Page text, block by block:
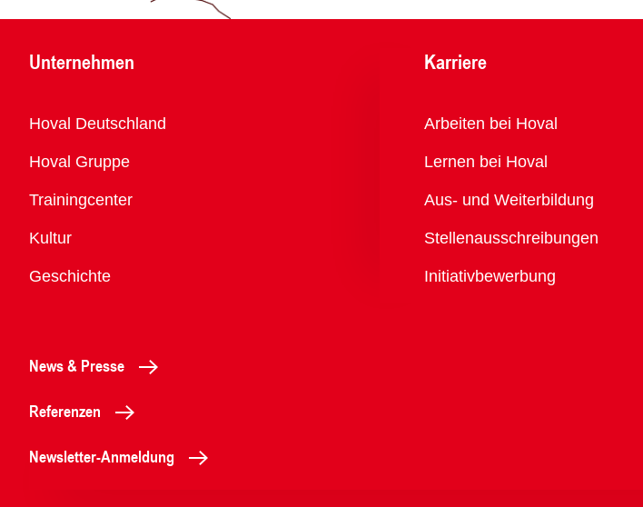
Unternehmen
Übersicht
Hoval Deutschland
Hoval Gruppe
Trainingcenter
Kultur
Geschichte
Karriere
Übersicht
Arbeiten bei Hoval
Lernen bei Hoval
Aus- und Weiterbildung
Stellenausschreibungen
Initiativbewerbung
News & Presse
Referenzen
Newsletter-Anmeldung